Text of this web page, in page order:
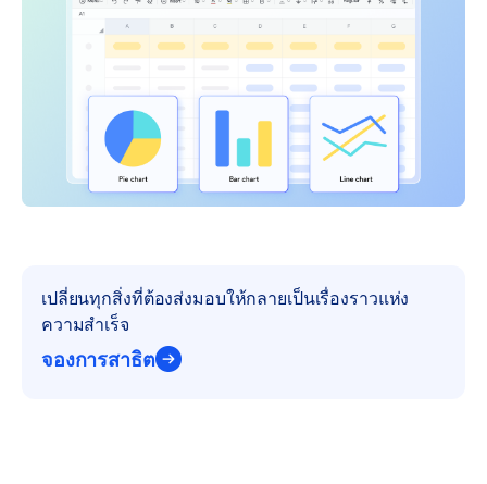
เปลี่ยนทุกสิ่งที่ต้องส่งมอบให้กลายเป็นเรื่องราวแห่ง
ความสำเร็จ
จองการสาธิต